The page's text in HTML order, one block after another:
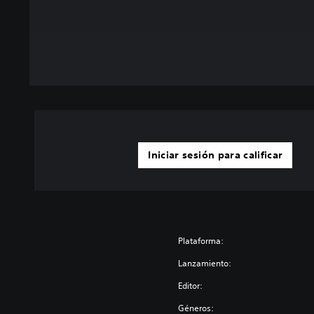
Iniciar sesión para calificar
Plataforma:
Lanzamiento:
Editor:
Géneros: